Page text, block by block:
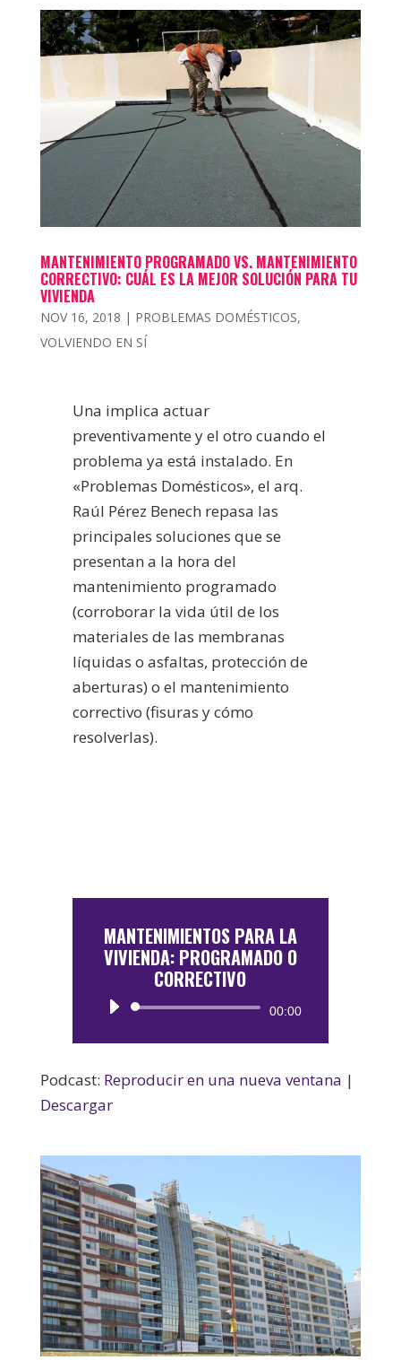
MANTENIMIENTO PROGRAMADO VS. MANTENIMIENTO
CORRECTIVO: CUÁL ES LA MEJOR SOLUCIÓN PARA TU
VIVIENDA
NOV 16, 2018 | PROBLEMAS DOMÉSTICOS,
VOLVIENDO EN SÍ
Una implica actuar
preventivamente y el otro cuando el
problema ya está instalado. En
«Problemas Domésticos», el arq.
Raúl Pérez Benech repasa las
principales soluciones que se
presentan a la hora del
mantenimiento programado
(corroborar la vida útil de los
materiales de las membranas
líquidas o asfaltas, protección de
aberturas) o el mantenimiento
correctivo (fisuras y cómo
resolverlas).
MANTENIMIENTOS PARA LA
VIVIENDA: PROGRAMADO O
CORRECTIVO
Reproductor
00:00
Podcast: Reproducir en una nueva ventana |
Descargar